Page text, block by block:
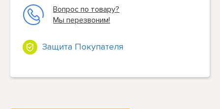
Вопрос по товару?
Мы перезвоним!
Защита Покупателя